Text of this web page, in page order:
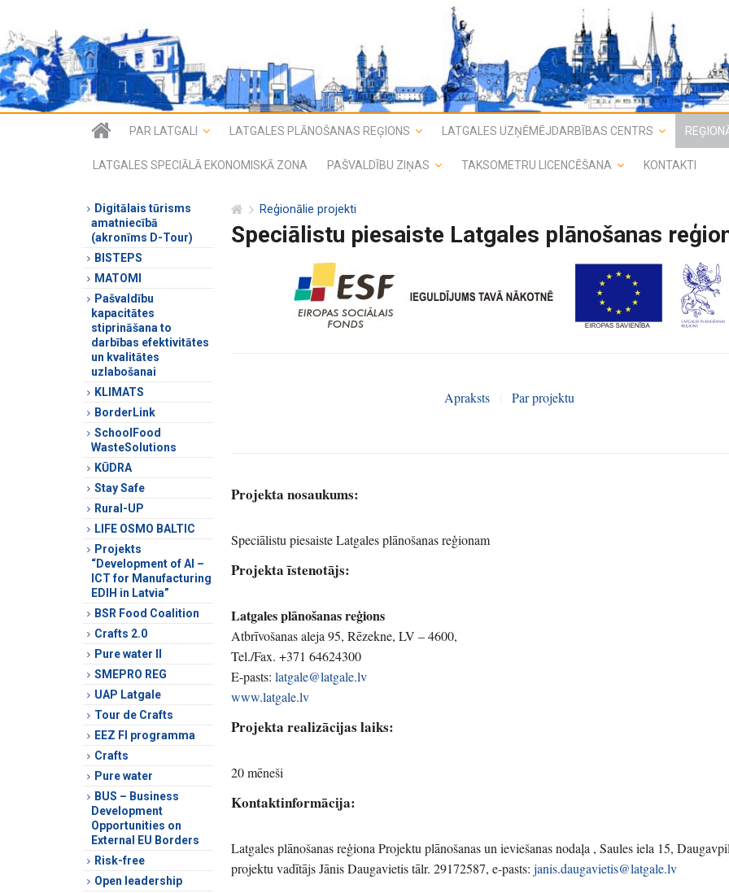
PAR LATGALI LATGALES PLĀNOŠANAS REĢIONS LATGALES UZŅĒMĒJDARBĪBAS CENTRS
LATGALES SPECIĀLĀ EKONOMISKĀ ZONA PAŠVALDĪBU ZIŅAS TAKSOMETRU LICENCĒŠANA KONTAKTI
Reģionālie projekti
Speciālistu piesaiste Latgales plānošanas
Apraksts Par projektu
Projekta nosaukums:
Speciālistu piesaiste Latgales plānošanas reģionam
Projekta īstenotājs:
Latgales plānošanas reģions
Atbrīvošanas aleja 95, Rēzekne, LV – 4600,
Tel./Fax. +371 64624300
E-pasts:latgale@latgale.lv
www.latgale.lv
Projekta realizācijas laiks:
20 mēneši
Kontaktinformācija:
Latgales plānošanas reģiona Projektu plānošanas un ieviešanas nodaļa , Saules iela 15,
projektu vadītājs Jānis Daugavietis tālr. 29172587, e-pasts:janis.daugavietis@latgale.lv
Digitālais tūrisms
amatniecībā
(akronīms D-Tour)
BISTEPS
MATOMI
Pašvaldību
kapacitātes
stiprināšana to
darbības efektivitātes
un kvalitātes
uzlabošanai
KLIMATS
BorderLink
SchoolFood
WasteSolutions
KŪDRA
Stay Safe
Rural-UP
LIFE OSMO BALTIC
Projekts
“Development of AI –
ICT for Manufacturing
EDIH in Latvia”
BSR Food Coalition
Crafts 2.0
Pure water II
SMEPRO REG
UAP Latgale
Tour de Crafts
EEZ FI programma
Crafts
Pure water
BUS – Business
Development
Opportunities on
External EU Borders
Risk-free
Open leadership